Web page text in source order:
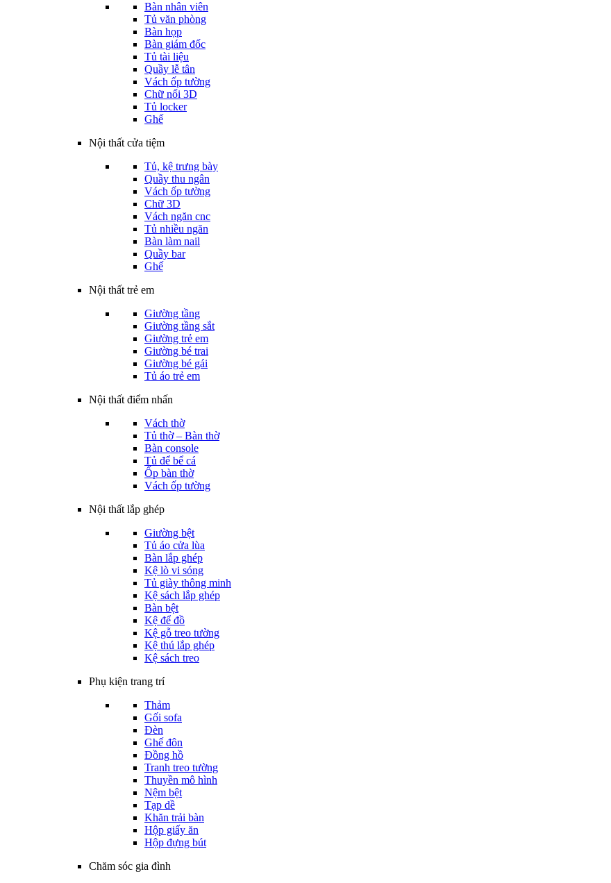
Bàn nhân viên
Tủ văn phòng
Bàn họp
Bàn giám đốc
Tủ tài liệu
Quầy lễ tân
Vách ốp tường
Chữ nổi 3D
Tủ locker
Ghế
Nội thất cửa tiệm
Tủ, kệ trưng bày
Quầy thu ngân
Vách ốp tường
Chữ 3D
Vách ngăn cnc
Tủ nhiều ngăn
Bàn làm nail
Quầy bar
Ghế
Nội thất trẻ em
Giường tầng
Giường tầng sắt
Giường trẻ em
Giường bé trai
Giường bé gái
Tủ áo trẻ em
Nội thất điểm nhấn
Vách thờ
Tủ thờ – Bàn thờ
Bàn console
Tủ để bể cá
Ốp bàn thờ
Vách ốp tường
Nội thất lắp ghép
Giường bệt
Tủ áo cửa lùa
Bàn lắp ghép
Kệ lò vi sóng
Tủ giày thông minh
Kệ sách lắp ghép
Bàn bệt
Kệ để đồ
Kệ gỗ treo tường
Kệ thú lắp ghép
Kệ sách treo
Phụ kiện trang trí
Thảm
Gối sofa
Đèn
Ghế đôn
Đồng hồ
Tranh treo tường
Thuyền mô hình
Nệm bệt
Tạp dề
Khăn trải bàn
Hộp giấy ăn
Hộp đựng bút
Chăm sóc gia đình